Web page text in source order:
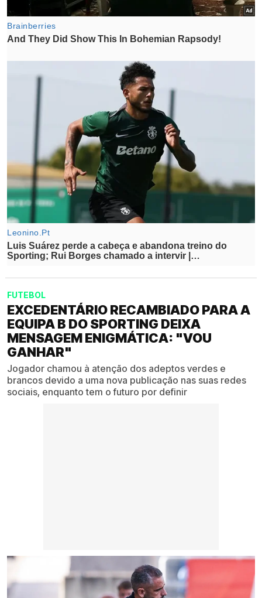
FUTEBOL
EXCEDENTÁRIO RECAMBIADO PARA A
EQUIPA B DO SPORTING DEIXA
MENSAGEM ENIGMÁTICA: "VOU
GANHAR"
Jogador chamou à atenção dos adeptos verdes e
brancos devido a uma nova publicação nas suas redes
sociais, enquanto tem o futuro por definir